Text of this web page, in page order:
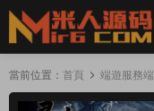
當前位置： 首頁 端遊服務端